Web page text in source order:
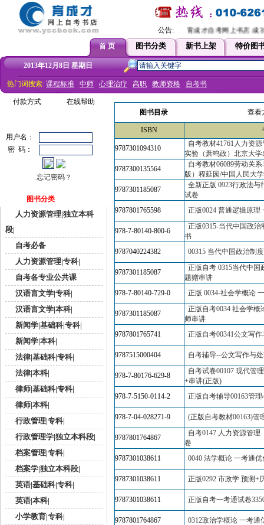
公告:
育成才自考网上书店 成
首 页
图书分类 新书上架 特价图
2013年12月8日 星期日
热门词搜索: 课程标准 中师 心理治疗 高职 教师资格 自考书
付款方式 在线帮助
用户名：
密 码：
忘记密码？
图书分类
人力资源管理|独立本科
段|
自考必备
人力资源管理|专科|
自考各专业公共课
汉语言文学|专科|
汉语言文学|本科|
新闻学|基础科|专科|
新闻学|本科|
法律|基础科|专科|
法律|本科|
律师|基础科|专科|
律师|本科|
行政管理|专科|
行政管理学|独立本科段|
档案管理|专科|
档案学|独立本科段|
英语|基础科|专科|
英语|本科|
小学教育|专科|
图书目录 查看
ISBN
9787301094310
自考教材41761人力资
实验（萧鸣政）北京大学
9787300135564
自考教材06089劳动关
版）程延园/中国人民大
9787301185087
全新正版 0923行政法
试卷
9787801765598
正版0024 普通逻辑原理
978-7-80140-800-6
正版0315-当代中国政
书
9787040224382
00315 当代中国政治制
9787301185087
正版自考 0315当代中
题赠串讲
978-7-80140-729-0
正版 0034-社会学概论
9787301185087
正版自考0034 社会学
师串讲
9787801765741
正版自考00341公文写
9787515000404 自考辅导--公文写作与
978-7-80176-629-8
自考试卷00107 现代管
+串讲(正版)
978-7-5150-0114-2
正版自考辅导00163管
978-7-04-028271-9 (正版自考教材00163)管
9787801764867
自考0147 人力资源管
卷
9787301038611
0040 法学概论 一考通
9787301038611 正版0292 市政学 预测+
9787301038611 正版自考一考通试卷
9787801764867 0312政治学概论 一考通